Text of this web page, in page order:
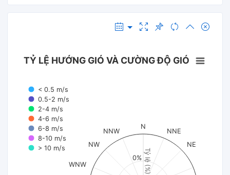
Tỷ lệ (%)
TỶ LỆ HƯỚNG GIÓ VÀ CƯỜNG ĐỘ GIÓ
< 0.5 m/s
0.5-2 m/s
2-4 m/s
4-6 m/s
6-8 m/s
8-10 m/s
> 10 m/s
N
NNE
NE
WNW
NW
NNW
0%